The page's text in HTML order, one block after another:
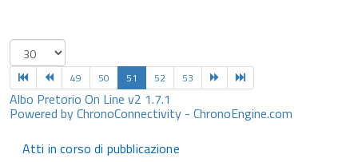
49 50 51 52 53
Albo Pretorio On Line v2 1.7.1
Powered by ChronoConnectivity - ChronoEngine.com
Atti in corso di pubblicazione